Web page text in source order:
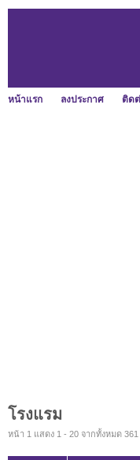
หน้าแรก ลงประกาศ ติด
โรงแรม
หน้า 1 แสดง 1 - 20 จากทั้งหมด